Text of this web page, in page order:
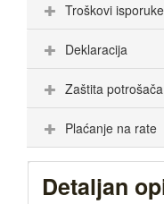
Troškovi isporuke
Deklaracija
Zaštita potrošača
Plaćanje na rate
Detaljan